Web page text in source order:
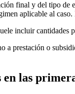
final y del tipo de
aplicable al
incluir cantidades
a prestación o
en las